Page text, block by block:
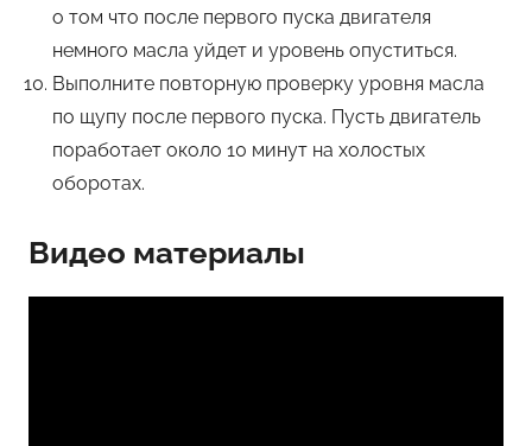
о том что после первого пуска двигателя
немного масла уйдет и уровень опуститься.
Выполните повторную проверку уровня масла
по щупу после первого пуска. Пусть двигатель
поработает около 10 минут на холостых
оборотах.
Видео материалы